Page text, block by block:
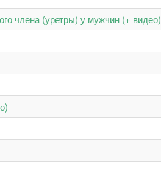
члена (уретры) у мужчин (+ видео)